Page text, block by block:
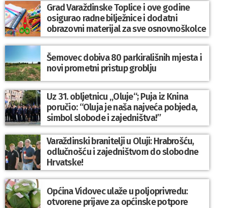
Grad Varaždinske Toplice i ove godine
osigurao radne bilježnice i dodatni
obrazovni materijal za sve osnovnoškolce
Šemovec dobiva 80 parkirališnih mjesta i
novi prometni pristup groblju
Uz 31. obljetnicu „Oluje“; Puja iz Knina
poručio: “Oluja je naša najveća pobjeda,
simbol slobode i zajedništva!”
Varaždinski branitelji u Oluji: Hrabrošću,
odlučnošću i zajedništvom do slobodne
Hrvatske!
Općina Vidovec ulaže u poljoprivredu:
otvorene prijave za općinske potpore